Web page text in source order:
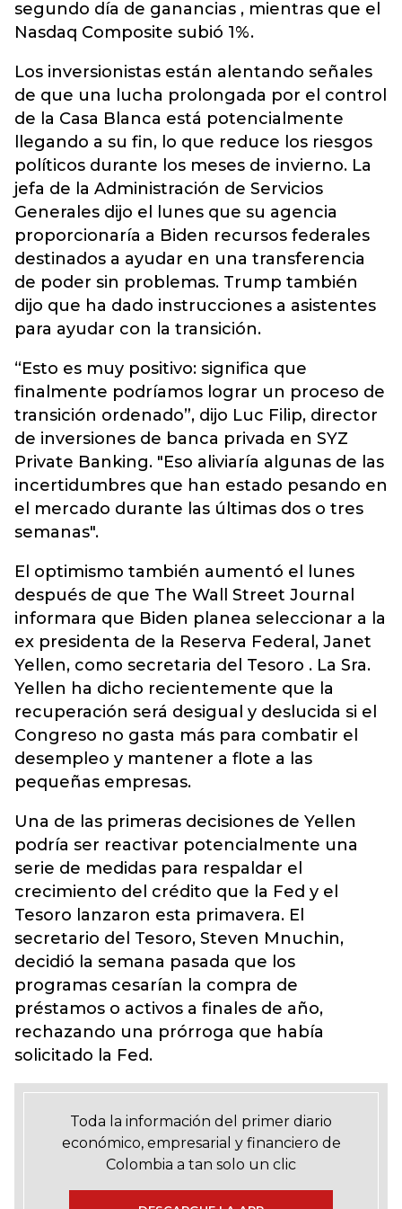
segundo día de ganancias , mientras que el
Nasdaq Composite subió 1%.
Los inversionistas están alentando señales
de que una lucha prolongada por el control
de la Casa Blanca está potencialmente
llegando a su fin, lo que reduce los riesgos
políticos durante los meses de invierno. La
jefa de la Administración de Servicios
Generales dijo el lunes que su agencia
proporcionaría a Biden recursos federales
destinados a ayudar en una transferencia
de poder sin problemas. Trump también
dijo que ha dado instrucciones a asistentes
para ayudar con la transición.
“Esto es muy positivo: significa que
finalmente podríamos lograr un proceso de
transición ordenado”, dijo Luc Filip, director
de inversiones de banca privada en SYZ
Private Banking. "Eso aliviaría algunas de las
incertidumbres que han estado pesando en
el mercado durante las últimas dos o tres
semanas".
El optimismo también aumentó el lunes
después de que The Wall Street Journal
informara que Biden planea seleccionar a la
ex presidenta de la Reserva Federal, Janet
Yellen, como secretaria del Tesoro . La Sra.
Yellen ha dicho recientemente que la
recuperación será desigual y deslucida si el
Congreso no gasta más para combatir el
desempleo y mantener a flote a las
pequeñas empresas.
Una de las primeras decisiones de Yellen
podría ser reactivar potencialmente una
serie de medidas para respaldar el
crecimiento del crédito que la Fed y el
Tesoro lanzaron esta primavera. El
secretario del Tesoro, Steven Mnuchin,
decidió la semana pasada que los
programas cesarían la compra de
préstamos o activos a finales de año,
rechazando una prórroga que había
solicitado la Fed.
Toda la información del primer diario
económico, empresarial y financiero de
Colombia a tan solo un clic